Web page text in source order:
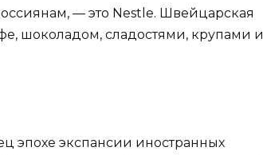
— это Nestle. Швейцарская
шоколадом, сладостями, крупами и
эпохе экспансии иностранных